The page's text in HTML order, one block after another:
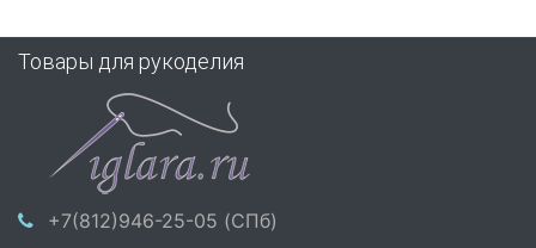
Товары для рукоделия
+7(812)946-25-05 (СПб)